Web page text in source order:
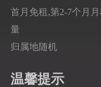
首月免租,第2-7个月
量
归属地随机
温馨提示